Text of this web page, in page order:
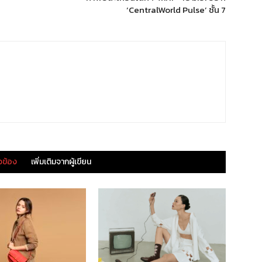
‘CentralWorld Pulse’ ชั้น 7
ข้อง เพิ่มเติมจากผู้เขียน